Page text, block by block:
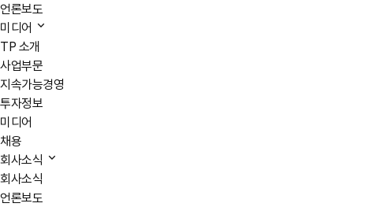
언론보도
미디어
TP 소개
사업부문
지속가능경영
투자정보
미디어
채용
회사소식
회사소식
언론보도